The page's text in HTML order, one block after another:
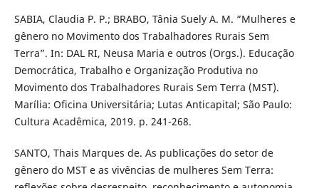
SABIA, Claudia P. P.; BRABO, Tânia Suely A. M. “Mulheres e
gênero no Movimento dos Trabalhadores Rurais Sem
Terra”. In: DAL RI, Neusa Maria e outros (Orgs.). Educação
Democrática, Trabalho e Organização Produtiva no
Movimento dos Trabalhadores Rurais Sem Terra (MST).
Marília: Oficina Universitária; Lutas Anticapital; São Paulo:
Cultura Acadêmica, 2019. p. 241-268.
SANTO, Thais Marques de. As publicações do setor de
gênero do MST e as vivências de mulheres Sem Terra: